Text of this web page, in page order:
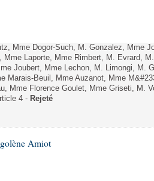
Mme Dogor-Such, M. Gonzalez, Mme
Mme Laporte, Mme Rimbert, M. Evrard,
Joubert, Mme Lechon, M. Limongi, M.
Marais-Beuil, Mme Auzanot, Mme
Mme Florence Goulet, Mme Griseti, M.
4 - Rejeté
Amiot